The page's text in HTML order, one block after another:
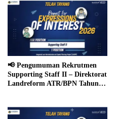
📢 Pengumuman Rekrutmen
Supporting Staff II – Direktorat
Landreform ATR/BPN Tahun